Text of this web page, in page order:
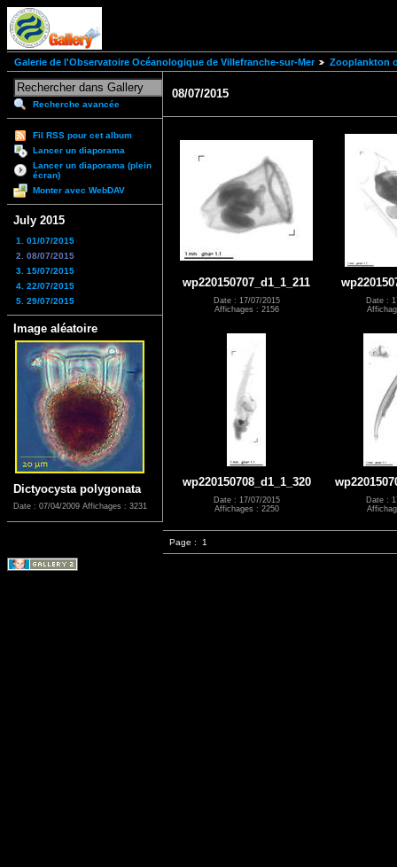
Galerie de l'Observatoire Océanologique de Villefranche-sur-Mer Zooplankton
Recherche avancée
Fil RSS pour cet album
Lancer un diaporama
Lancer un diaporama (plein
écran)
Monter avec WebDAV
July 2015
1. 01/07/2015
2. 08/07/2015
3. 15/07/2015
4. 22/07/2015
5. 29/07/2015
Image aléatoire
Dictyocysta polygonata
Date : 07/04/2009 Affichages : 3231
08/07/2015
wp220150707_d1_1_211
Date : 17/07/2015
Affichages : 2156
Date :
wp220150708_d1_1_320
Date : 17/07/2015
Affichages : 2250
Date :
Page : 1